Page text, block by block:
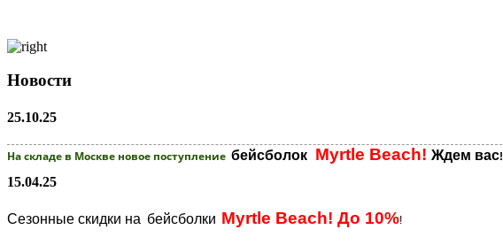
Новости
25.10.25
На складе в Москве новое поступление бейсболок Myrtle Beach! Ждем вас!
15.04.25
Сезонные скидки на бейсболки Myrtle Beach! До 10%!